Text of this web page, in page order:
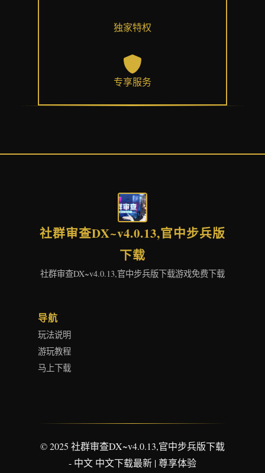
独家特权
专享服务
社群审查DX~v4.0.13,官中步兵版
下载
社群审查DX~v4.0.13,官中步兵版下载游戏免费下载
导航
玩法说明
游玩教程
马上下载
© 2025 社群审查DX~v4.0.13,官中步兵版下载
- 中文 中文下载最新 | 尊享体验